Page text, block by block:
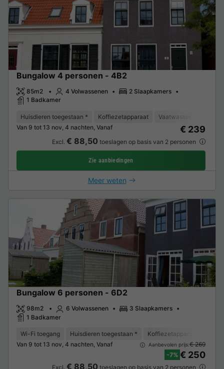
Bungalow 4 personen - 4B2
85m2 4 Volwassenen
2 Slaapkamers
1 Badkamer
Huisdieren toegestaan * Koffiezetapparaat Vaatwasser
Van 9 tot 13 nov, 4 nachten, Vanaf
€ 239
Excl. € 88,50 toeslagen op basis van 2 personen
Zie aanbiedingen
Meer weten
Bungalow 6 personen - 6D2
98m2 6 Volwassenen
3 Slaapkamers
1 Badkamer
Wi-Fi toegang Huisdieren toegestaan * Koffiezetapparaat
Van 9 tot 13 nov, 4 nachten, Vanaf
Aanbevolen prijs:€ 269
-7% € 250
Excl. € 88,50 toeslagen op basis van 2 personen